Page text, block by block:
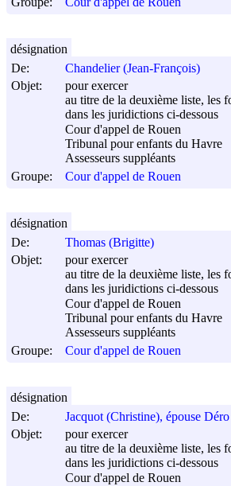
De:
Chandelier (Jean-François)
Objet:
pour exercer
au titre de la deuxième liste, les
dans les juridictions ci-dessous
Cour d'appel de Rouen
Tribunal pour enfants du Havre
Assesseurs suppléants
Groupe:
Cour d'appel de Rouen
désignation
De:
Thomas (Brigitte)
Objet:
pour exercer
au titre de la deuxième liste, les
dans les juridictions ci-dessous
Cour d'appel de Rouen
Tribunal pour enfants du Havre
Assesseurs suppléants
Groupe:
Cour d'appel de Rouen
désignation
De:
Jacquot (Christine), épouse Déro
Objet:
pour exercer
au titre de la deuxième liste, les
dans les juridictions ci-dessous
Cour d'appel de Rouen
désignation